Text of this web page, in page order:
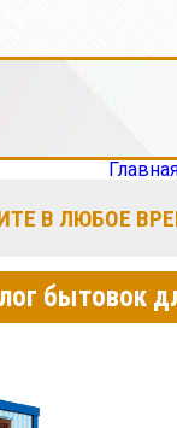
В ЛЮБОЕ
бытовок